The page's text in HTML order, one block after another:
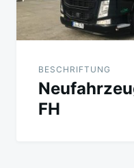
BESCHRIFTUNG
FH